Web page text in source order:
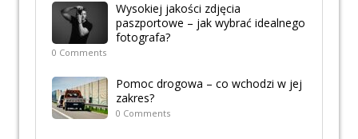
Wysokiej jakości zdjęcia
paszportowe – jak wybrać idealnego
fotografa?
0 Comments
Pomoc drogowa – co wchodzi w jej
zakres?
0 Comments